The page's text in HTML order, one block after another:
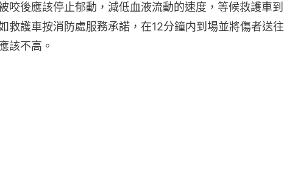
咬後應該停止郁動，減低血液流動的速度，等候救護車到
救護車按消防處服務承諾，在12分鐘内到場並將傷者送往
該不高。